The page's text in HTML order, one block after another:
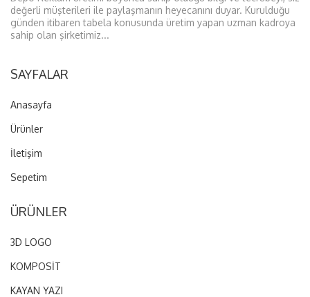
-Ledlerimizi kalkma yapmaması için arka
plakaya sağlamlaştırıyoruz.-
ÜRÜNÜMÜZ KALIP İMALATI
LÜTFEN İRTİBATA GEÇİNİZ
NOT:
Kargo kaynaklı gecikmelerden
hasarlardan firmamız sorumlu
değerli müşterileri ile paylaşmanın heyecanını duyar. Kurulduğu
günden itibaren tabela konusunda üretim yapan uzman kadroya
sahip olan şirketimiz...
SAYFALAR
Anasayfa
Ürünler
İletişim
Sepetim
ÜRÜNLER
3D LOGO
KOMPOSİT
KAYAN YAZI